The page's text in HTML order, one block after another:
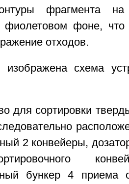
фрагмента
фоне, что
отходов.
схема
для сортировки
2 конвейеры,
бункер 4 приема